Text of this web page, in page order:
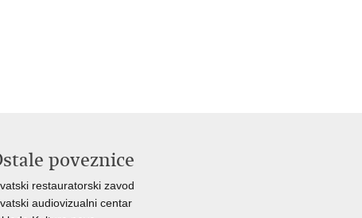
poveznice
restauratorski zavod
audiovizualni centar